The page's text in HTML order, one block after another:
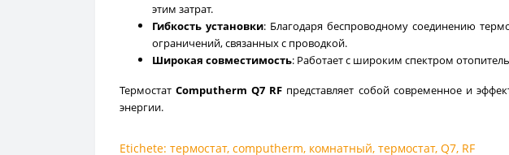
этим затрат.
Гибкость установки: Благодаря беспроводному соединению
ограничений, связанных с проводкой.
Широкая совместимость: Работает с широким спектром
ТермостатComputherm Q7 RF представляет собой современное и
энергии.
Etichete: термостат, computherm, комнатный, термостат, Q7, RF